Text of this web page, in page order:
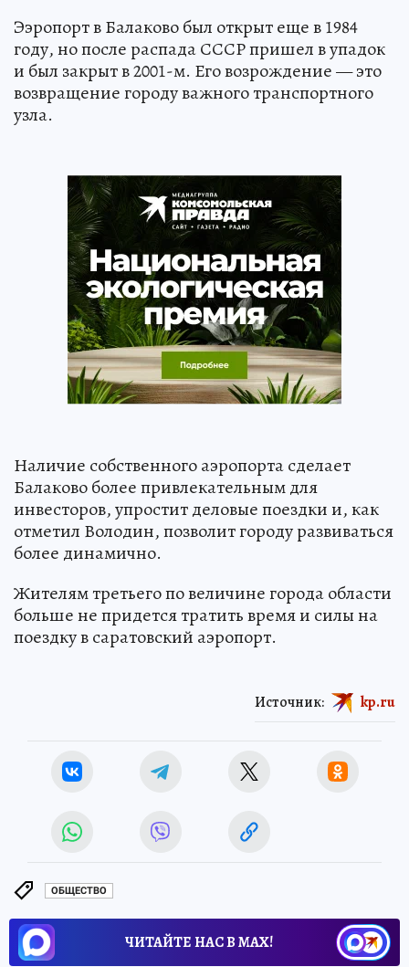
Ээропорт в Балаково был открыт еще в 1984
году, но после распада СССР пришел в упадок
и был закрыт в 2001-м. Его возрождение — это
возвращение городу важного транспортного
узла.
Наличие собственного аэропорта сделает
Балаково более привлекательным для
инвесторов, упростит деловые поездки и, как
отметил Володин, позволит городу развиваться
более динамично.
Жителям третьего по величине города области
больше не придется тратить время и силы на
поездку в саратовский аэропорт.
Источник: kp.ru
ОБЩЕСТВО
ЧИТАЙТЕ НАС В МАХ!